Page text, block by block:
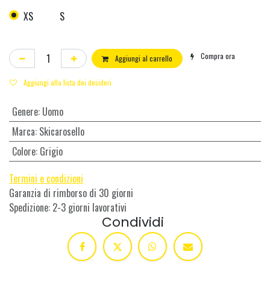
XS S
Aggiungi al carrello Compra ora
Aggiungi alla lista dei desideri
Genere: Uomo
Marca: Skicarosello
Colore: Grigio
Termini e condizioni
Garanzia di rimborso di 30 giorni
Spedizione: 2-3 giorni lavorativi
Condividi